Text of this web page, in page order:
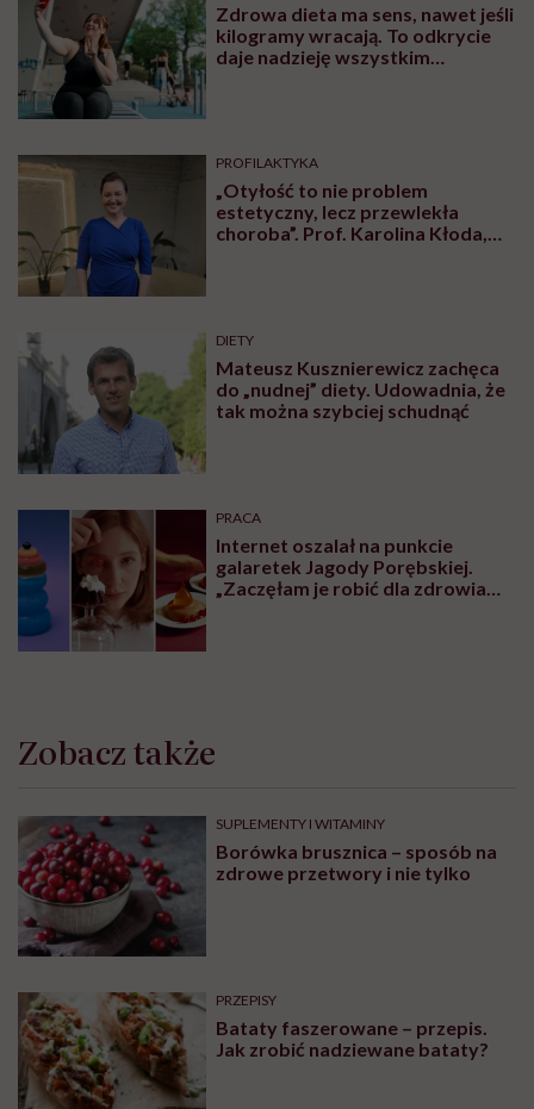
Zdrowa dieta ma sens, nawet jeśli
kilogramy wracają. To odkrycie
daje nadzieję wszystkim
PROFILAKTYKA
„Otyłość to nie problem
estetyczny, lecz przewlekła
choroba”. Prof. Karolina Kłoda,
DIETY
Mateusz Kusznierewicz zachęca
do „nudnej” diety. Udowadnia, że
tak można szybciej schudnąć
PRACA
Internet oszalał na punkcie
galaretek Jagody Porębskiej.
„Zaczęłam je robić dla zdrowia
Zobacz także
SUPLEMENTY I WITAMINY
Borówka brusznica – sposób na
zdrowe przetwory i nie tylko
PRZEPISY
Bataty faszerowane – przepis.
Jak zrobić nadziewane bataty?